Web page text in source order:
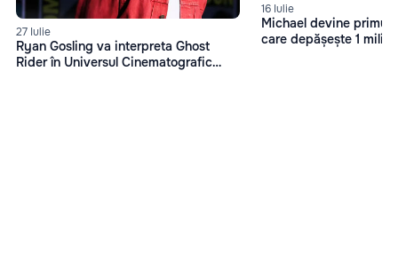
27 Iulie
Ryan Gosling va interpreta Ghost
Rider în Universul Cinematografic
16 Iulie
Michael devine primul
care depășește 1